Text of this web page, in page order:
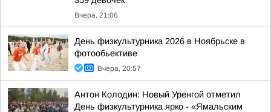
Вчера, 21:06
День физкультурника 2026 в Ноябрьске в
фотообьективе
Вчера, 20:57
Антон Колодин: Новый Уренгой отметил
День физкультурника ярко - «Ямальским